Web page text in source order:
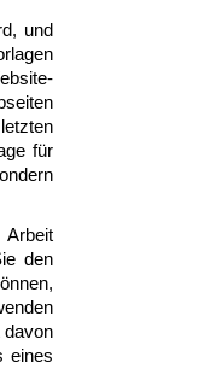
und
für
den
davon
eines